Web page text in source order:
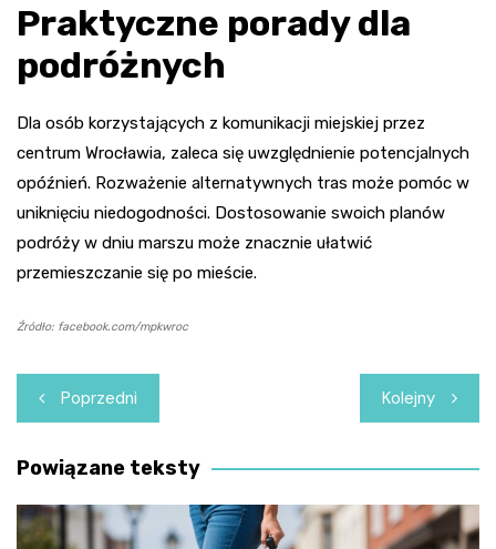
Praktyczne porady dla
podróżnych
Dla osób korzystających z komunikacji miejskiej przez
centrum Wrocławia, zaleca się uwzględnienie potencjalnych
opóźnień. Rozważenie alternatywnych tras może pomóc w
uniknięciu niedogodności. Dostosowanie swoich planów
podróży w dniu marszu może znacznie ułatwić
przemieszczanie się po mieście.
Źródło: facebook.com/mpkwroc
Nawigacja
wpisu
Poprzedni Kolejny
Powiązane teksty